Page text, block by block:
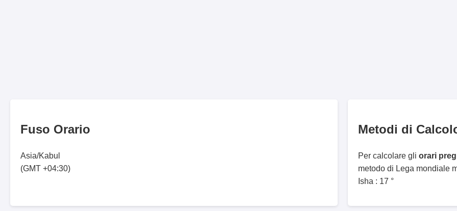
Fuso Orario
Asia/Kabul
(GMT +04:30)
Metodi di
Per calcolare gli orari
metodo di Lega mondiale
Isha : 17 °